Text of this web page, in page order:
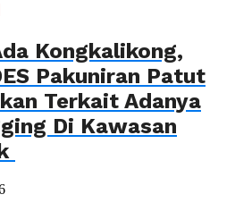
Kongkalikong,
Pakuniran Patut
Terkait Adanya
Di Kawasan